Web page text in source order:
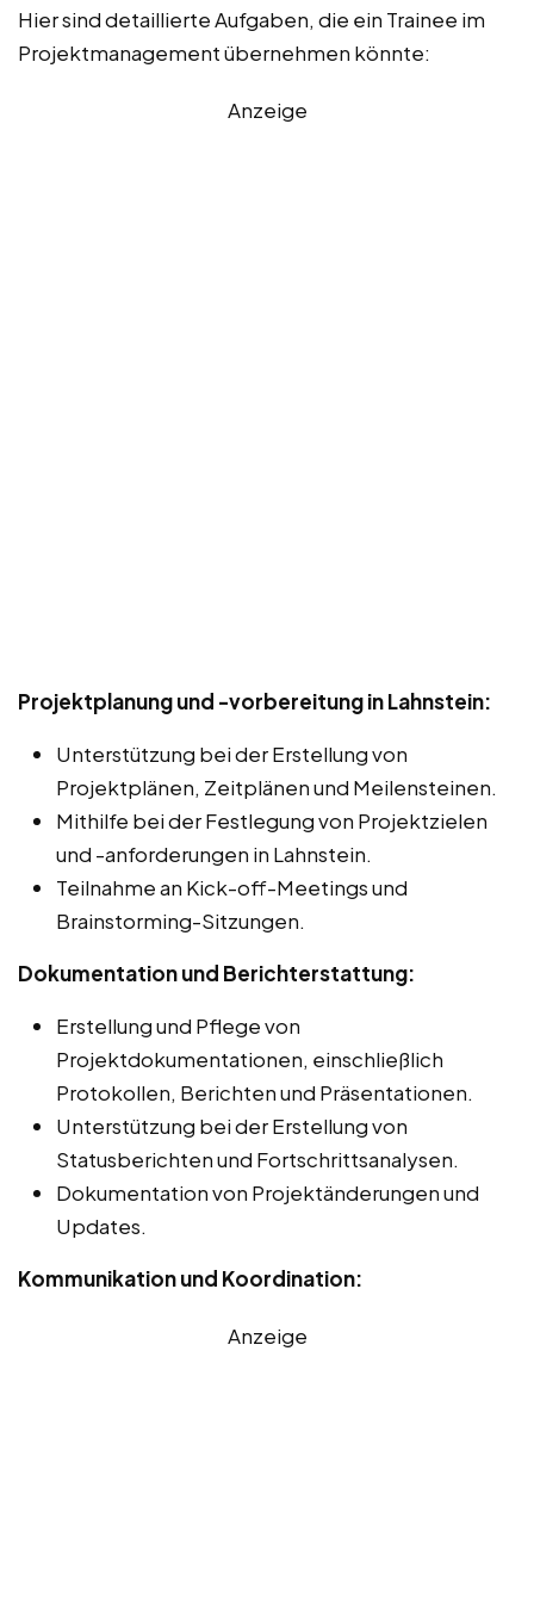
Hier sind detaillierte Aufgaben, die ein Trainee im
Projektmanagement übernehmen könnte:
Anzeige
Projektplanung und -vorbereitung in Lahnstein:
Unterstützung bei der Erstellung von
Projektplänen, Zeitplänen und Meilensteinen.
Mithilfe bei der Festlegung von Projektzielen
und -anforderungen in Lahnstein.
Teilnahme an Kick-off-Meetings und
Brainstorming-Sitzungen.
Dokumentation und Berichterstattung:
Erstellung und Pflege von
Projektdokumentationen, einschließlich
Protokollen, Berichten und Präsentationen.
Unterstützung bei der Erstellung von
Statusberichten und Fortschrittsanalysen.
Dokumentation von Projektänderungen und
Updates.
Kommunikation und Koordination:
Anzeige